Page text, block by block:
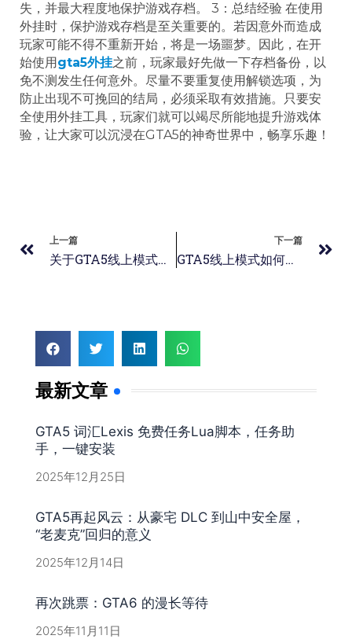
失，并最大程度地保护游戏存档。 3：总结经验 在使用
外挂时，保护游戏存档是至关重要的。若因意外而造成
玩家可能不得不重新开始，将是一场噩梦。因此，在开
始使用gta5外挂之前，玩家最好先做一下存档备份，以
免不测发生任何意外。尽量不要重复使用解锁选项，为
防止出现不可挽回的结局，必须采取有效措施。只要安
全使用外挂工具，玩家们就可以竭尽所能地提升游戏体
验，让大家可以沉浸在GTA5的神奇世界中，畅享乐趣！
上一篇
关于GTA5线上模式赌场玩法
下一篇
GTA5线上模式如何快速赚钱和刷钱攻略
最新文章
GTA5 词汇Lexis 免费任务Lua脚本，任务助
手，一键安装
2025年12月25日
GTA5再起风云：从豪宅 DLC 到山中安全屋，
“老麦克”回归的意义
2025年12月14日
再次跳票：GTA6 的漫长等待
2025年11月11日